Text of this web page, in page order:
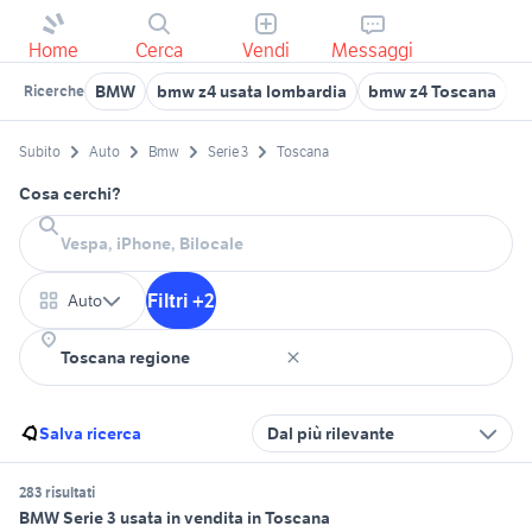
Home Cerca Vendi Messaggi
Ricerche BMW bmw z4 usata lombardia bmw z4 Toscana
Subito Auto Bmw Serie 3 Toscana
Cosa cerchi?
Auto Filtri +2
Salva ricerca Dal più rilevante
283 risultati
BMW Serie 3 usata in vendita in Toscana